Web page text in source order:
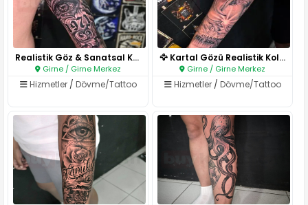
Realistik Göz & Sanatsal Kol D..
Girne / Girne Merkez
Hizmetler/ Dövme/Tattoo
🦅 Kartal Gözü Realistik Kol Dö..
Girne / Girne Merkez
Hizmetler/ Dövme/Tattoo